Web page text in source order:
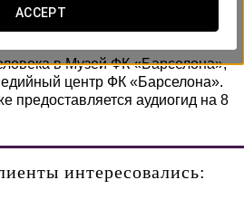
ACCEPT
в Музей ФК «Барселона»,
центр ФК «Барселона».
предоставляется аудиогид на 8
интересовались: